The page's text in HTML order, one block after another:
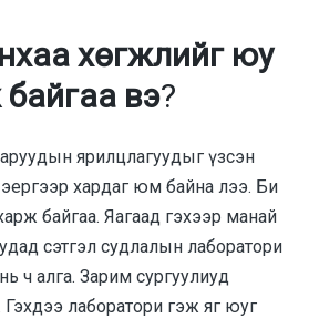
хөгжлийг юу
вэ?
ярилцлагуудыг үзсэн
хардаг юм байна лээ. Би
байгаа. Яагаад гэхээр манай
сэтгэл судлалын лаборатори
ч алга. Зарим сургуулиуд
Гэхдээ лаборатори гэж яг юуг